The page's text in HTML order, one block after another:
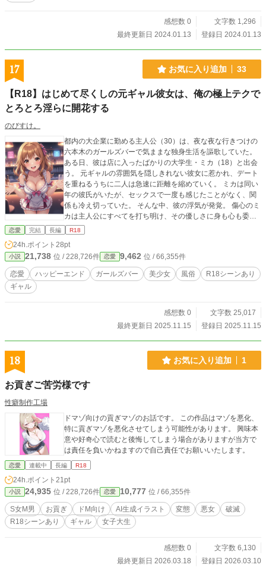
感想数 0
文字数 1,296
最終更新日 2024.01.13
登録日 2024.01.13
17 お気に入り追加 33
【R18】はじめて尽くしの元ギャル彼女は、俺の極上テクで
とろとろ淫らに開花する
のびすけ。
都内の大企業に勤める主人公（30）は、夜な夜な行きつけの
六本木のガールズバーで気ままな独身生活を謳歌していた。
ある日、彼は店に入ったばかりの大学生・ミカ（18）と出会
う。 元ギャルの雰囲気を隠しきれない彼女に惹かれ、デート
を重ねるうちに二人は急速に距離を縮めていく。 ミカは同い
年の彼氏がいたが、セックスで一度も感じたことがなく、関
係も冷え切っていた。 そんな中、彼の浮気が発覚。 傷心のミ
カは主人公にすべてを打ち明け、その優しさに身も心も委ね
ることを決意する。 主人公の部屋で迎えた初めての夜。 彼の
クスに、ミカは人生で初めて本当の“アクメ”を知る。 一度知
ってしまった快感は彼女を堰を切ったように淫らに変え、心
も身体もとろとろに溶かされていく。 これは、愛されるこ
と、与えることの喜びに目覚めた一人の女の子が、最高のパ
恋愛 完結 長編 R18
24h.ポイント 28pt
小説 21,738 位 / 228,726件 恋愛 9,462 位 / 66,355件
恋愛 ハッピーエンド ガールズバー 美少女 風俗
R18シーンあり
ギャル
感想数 0
文字数 25,017
最終更新日 2025.11.15
登録日 2025.11.15
18 お気に入り追加 1
お貢ぎご苦労様です
性癖制作工場
ドマゾ向けの貢ぎマゾのお話です。 この作品はマゾを悪化、
特に貢ぎマゾを悪化させてしまう可能性があります。 興味本
意や好奇心で読むと後悔してしまう場合がありますが当方で
は責任を負いかねますので自己責任でお願いいたします。
恋愛 連載中 長編 R18
24h.ポイント 21pt
小説 24,935 位 / 228,726件 恋愛 10,777 位 / 66,355件
S女M男 お貢ぎ ドM向け AI生成イラスト 変態 悪女
破滅
R18シーンあり
ギャル 女子大生
感想数 0
文字数 6,130
最終更新日 2026.03.18
登録日 2026.03.10